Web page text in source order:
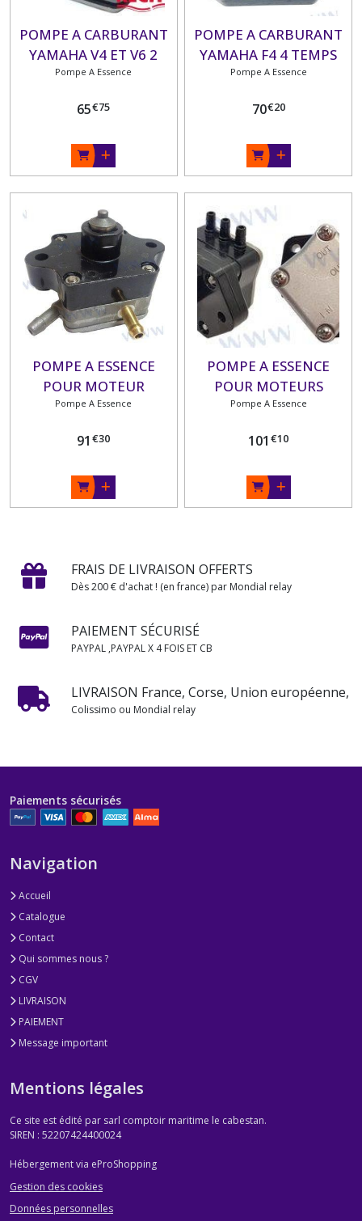
POMPE A CARBURANT
YAMAHA V4 ET V6 2
TEMPS 115 300 CV
Pompe A Essence
65€75
POMPE A CARBURANT
YAMAHA F4 4 TEMPS
Pompe A Essence
70€20
POMPE A ESSENCE
POUR MOTEUR
YAMAHA 4 TEMPS : F9.9
Pompe A Essence
91 €30
POMPE A ESSENCE
POUR MOTEURS
YAMAHA 4 TEMPS: F20
Pompe A Essence
101 €10
FRAIS DE LIVRAISON OFFERTS
Dès 200 € d'achat ! (en france) par Mondial relay
PAIEMENT SÉCURISÉ
PAYPAL ,PAYPAL X 4 FOIS ET CB
LIVRAISON France, Corse, Union européenne,
Colissimo ou Mondial relay
Paiements sécurisés
Navigation
Accueil
Catalogue
Contact
Qui sommes nous ?
CGV
LIVRAISON
PAIEMENT
Message important
Mentions légales
Ce site est édité par sarl comptoir maritime le cabestan.
SIREN : 52207424400024
Hébergement via eProShopping
Gestion des cookies
Données personnelles